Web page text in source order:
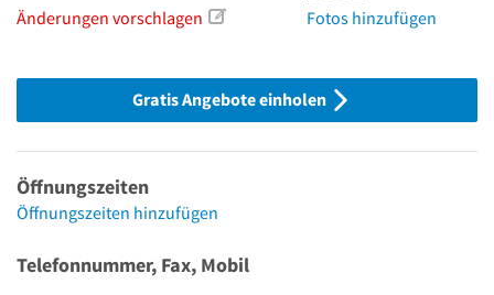
Änderungen vorschlagen
Fotos hinzufügen
Gratis Angebote einholen
Öffnungszeiten
Öffnungszeiten hinzufügen
Telefonnummer, Fax, Mobil